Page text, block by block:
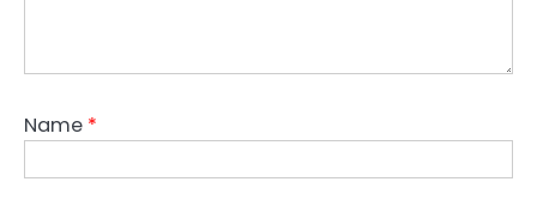
Name *